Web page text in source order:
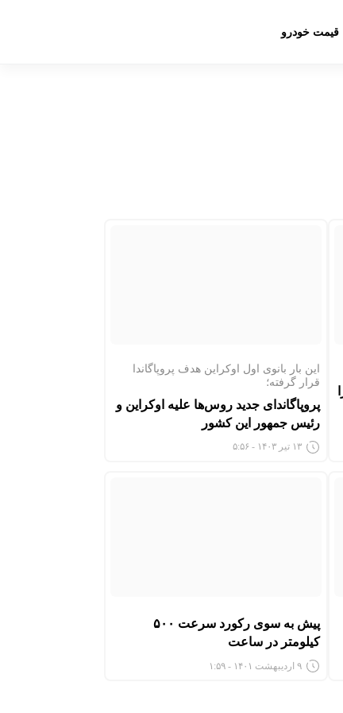
قیمت خودرو
این بار بانوی اول اوکراین هدف پروپاگاندا
قرار گرفته؛
پروپاگاندای جدید روس‌ها علیه اوکراین و
رئیس جمهور این کشور
۱۳ تیر ۱۴۰۳ - ۵:۵۶
پیش به سوی رکورد سرعت ۵۰۰
کیلومتر در ساعت
۹ اردیبهشت ۱۴۰۱ - ۱:۵۹